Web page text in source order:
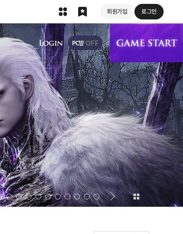
회원가입 로그인
상단 메뉴